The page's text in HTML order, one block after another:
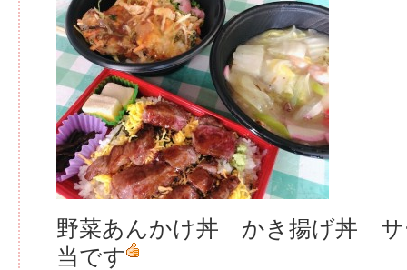
野菜あんかけ丼 かき揚げ丼 サ
当です